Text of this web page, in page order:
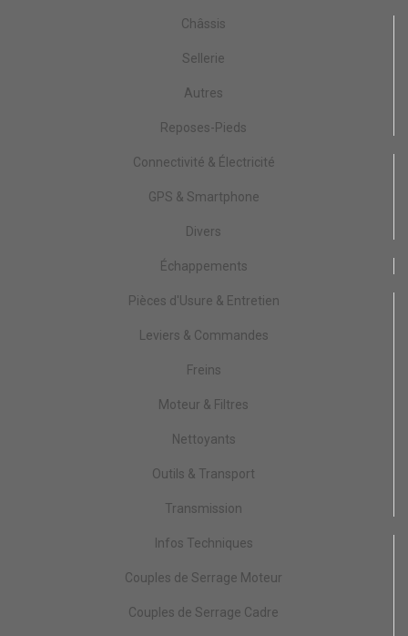
Châssis
Sellerie
Autres
Reposes-Pieds
Connectivité & Électricité
GPS & Smartphone
Divers
Échappements
Pièces d'Usure & Entretien
Leviers & Commandes
Freins
Moteur & Filtres
Nettoyants
Outils & Transport
Transmission
Infos Techniques
Couples de Serrage Moteur
Couples de Serrage Cadre